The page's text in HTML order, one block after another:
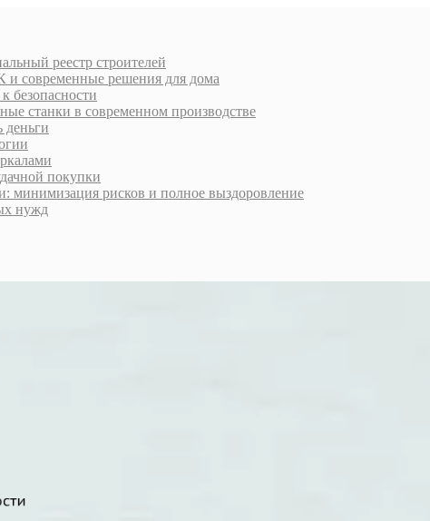
реестр строителей
современные решения для дома
безопасности
станки в современном производстве
деньги
покупки
минимизация рисков и полное выздоровление
нужд